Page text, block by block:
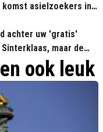
asielzoekers in
achter uw 'gratis'
maar de
betaalt de rekening
ook leuk